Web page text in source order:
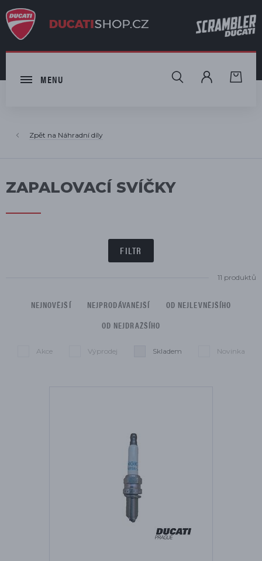
MENU HLEDAT
Náhradní díly
ZAPALOVACÍ SVÍČKY
FILTR
11 produktů
NEJNOVĚJŠÍ NEJPRODÁVANĚJŠÍ
OD NEJLEVNĚJŠÍHO
OD NEJDRAŽŠÍHO
Akce Výprodej Skladem Novinka